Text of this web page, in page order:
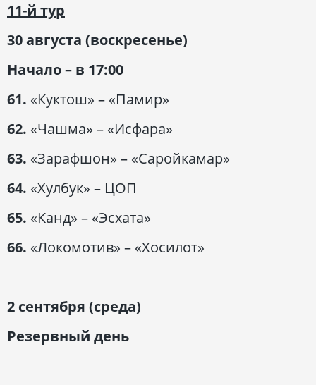
11-й тур
30 августа (воскресенье)
Начало – в 17:00
61. «Куктош» – «Памир»
62. «Чашма» – «Исфара»
63. «Зарафшон» – «Саройкамар»
64. «Хулбук» – ЦОП
65. «Канд» – «Эсхата»
66. «Локомотив» – «Хосилот»
2 сентября (среда)
Резервный день